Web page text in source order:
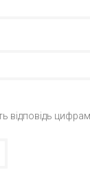
відповідь